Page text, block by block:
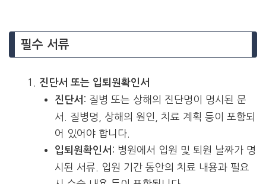
필수 서류
진단서 또는 입퇴원확인서
진단서 : 질병 또는 상해의 진단명이 명시된 문
서. 질병명, 상해의 원인, 치료 계획 등이 포함되
어 있어야 합니다.
입퇴원확인서 : 병원에서 입원 및 퇴원 날짜가 명
시된 서류. 입원 기간 동안의 치료 내용과 필요